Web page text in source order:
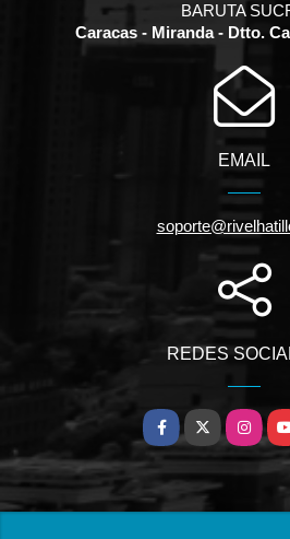
BARUTA
Caracas - Miranda - Dtto.
EMAIL
REDES
Facebook
X